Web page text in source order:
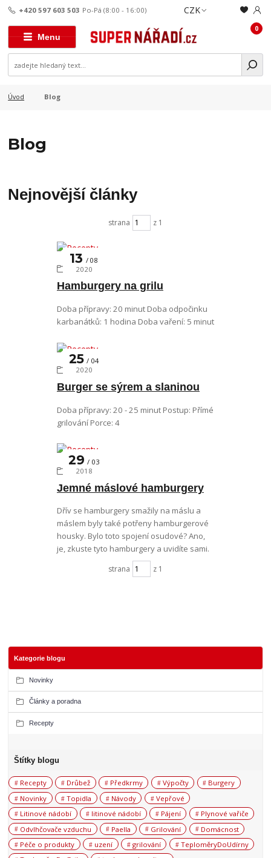
Menu
CZK
+420 597 603 503 Po-Pá (8:00 - 16:00)
0
Úvod Blog
Kategorie blogu
Novinky
Články a poradna
Recepty
Štítky blogu
Recepty Drůbež Předkrmy Výpočty
Burgery
Novinky
Topidla Návody
Vepřové
Litinové nádobí
litinové nádobí Pájení
Plynové vařiče
Odvlhčovače vzduchu
Paella Grilování
Domácnost
Péče o produkty
uzení grilování
TeploměryDoUdírny
Blog
Nejnovější články
strana z 1
Hamburgery na grilu
13
08
2020
Recepty
Doba přípravy: 20 minut Doba odpočinku
karbanátků: 1 hodina Doba vaření: 5 minut
Burger se sýrem a slaninou
25
04
2020
Recepty
Doba přípravy: 20 - 25 minut Postup: Přímé
grilování Porce: 4
Jemné máslové hamburgery
29
03
2018
Recepty
Dřív se hamburgery smažily na máslu a
máslem byly také potřeny hamburgerové
housky. Bylo toto spojení osudové? Ano,
je, zkuste tyto hamburgery a uvidíte sami.
strana z 1